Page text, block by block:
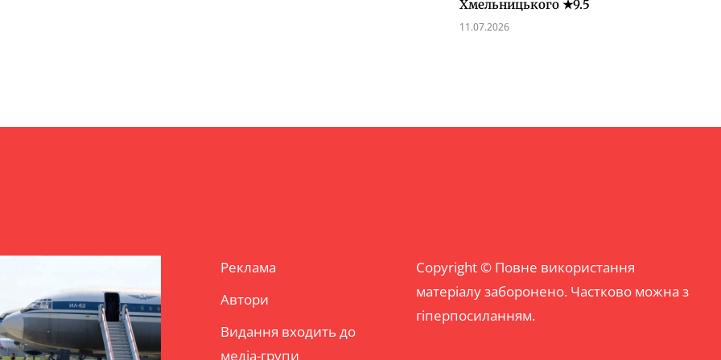
Хмельницького ★9.5
11.07.2026
Реклама
Автори
Видання входить до
медіа-групи
Copyright © Повне використання
матеріалу заборонено. Частково можна з
гіперпосиланням.